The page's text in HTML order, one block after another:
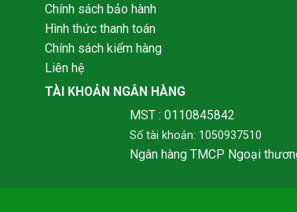
Chính sách bảo hành
Hình thức thanh toán
Chính sách kiểm hàng
Liên hệ
TÀI KHOẢN NGÂN HÀNG
MST : 0110845842
Số tài khoản: 1050937510
Ngân hàng TMCP Ngoại